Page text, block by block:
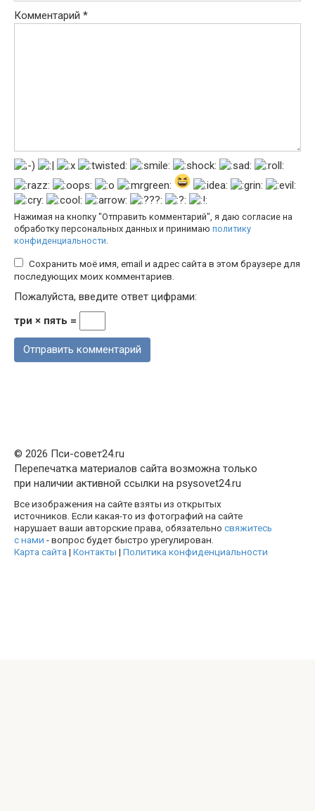
Комментарий *
Нажимая на кнопку "Отправить комментарий", я даю согласие на
обработку персональных данных и принимаю политику
конфиденциальности.
Сохранить моё имя, email и адрес сайта в этом браузере для
последующих моих комментариев.
Пожалуйста, введите ответ цифрами:
три × пять =
© 2026 Пси-совет24.ru
Перепечатка материалов сайта возможна только
при наличии активной ссылки на psysovet24.ru
Все изображения на сайте взяты из открытых
источников. Если какая-то из фотографий на сайте
нарушает ваши авторские права, обязательно свяжитесь
с нами - вопрос будет быстро урегулирован.
Карта сайта| Контакты | Политика конфиденциальности